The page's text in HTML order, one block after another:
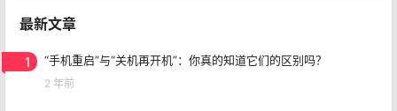
最新文章
1 “手机重启”与“关机再开机”：你真的知道它们的区别吗？
2 年前